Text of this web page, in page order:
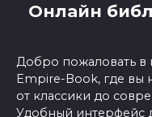
Онлайн
Добро пожаловать в
Empire-Book, где вы
от классики до
Удобный интерфейс